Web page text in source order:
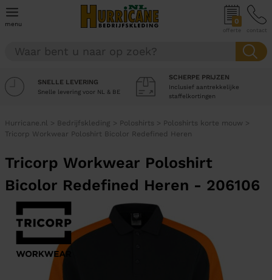
menu 0
offerte contact
SNELLE LEVERING
Snelle levering voor NL & BE
SCHERPE PRIJZEN
Inclusief aantrekkelijke
staffelkortingen
Hurricane.nl > Bedrijfskleding > Poloshirts > Poloshirts korte mouw >
Tricorp Workwear Poloshirt Bicolor Redefined Heren
Tricorp Workwear Poloshirt
Bicolor Redefined Heren - 206106